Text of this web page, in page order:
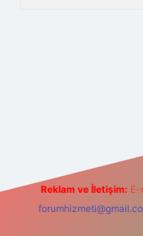
Reklam ve İletişim: E-